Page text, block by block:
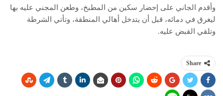
وأقدم الجاني على إحضار سكين من المطبخ، وطعن المجني عليه بها
ليغرق في دمائه، قبل أن يتدخل أهالي المنطقة، وتأتي الشرطة
وتلقي القبض عليه.
Share